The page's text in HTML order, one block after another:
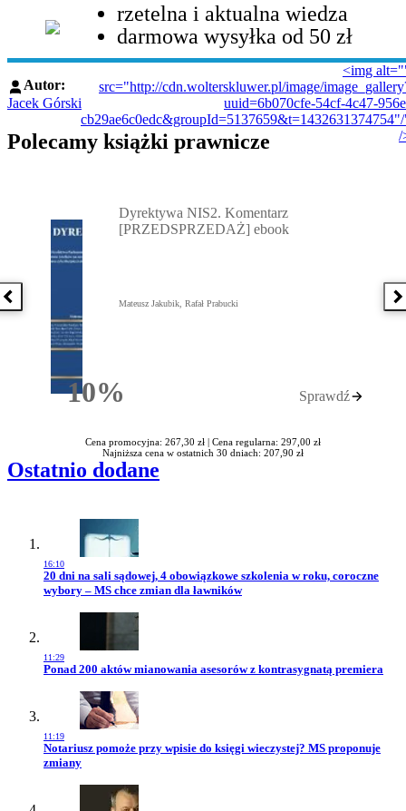
rzetelna i aktualna wiedza
darmowa wysyłka od 50 zł
<img
src="http://cdn.wolterskluwer.pl/image/
uuid=6b070cfe-54cf-4c47-
/
Autor:
Jacek Górski
Polecamy książki prawnicze
Poprzednia książka
10%Rabatu
Dyrektywa NIS2. Komentarz
[PRZEDSPRZEDAŻ] ebook
Mateusz Jakubik, Rafał Prabucki
Sprawdź
Cena promocyjna: 267,30 zł | Cena regularna: 297,00 zł
Najniższa cena w ostatnich 30 dniach: 207,90 zł
Ostatnio dodane
16:10
Przejdź do artykułu:
20 dni na sali sądowej, 4 obowiązkowe szkolenia w roku, coroczne
wybory – MS chce zmian dla ławników
11:29
Przejdź do artykułu:
Ponad 200 aktów mianowania asesorów z kontrasygnatą premiera
11:19
Przejdź do artykułu:
Notariusz pomoże przy wpisie do księgi wieczystej? MS proponuje
zmiany